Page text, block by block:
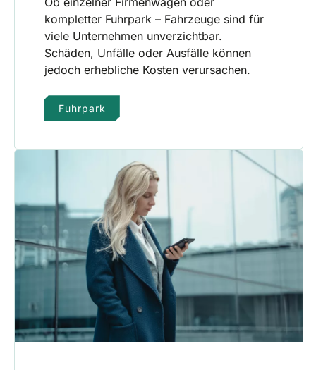
kompletter Fuhrpark – Fahrzeuge sind für
viele Unternehmen unverzichtbar.
Schäden, Unfälle oder Ausfälle können
jedoch erhebliche Kosten verursachen.
Fuhrpark